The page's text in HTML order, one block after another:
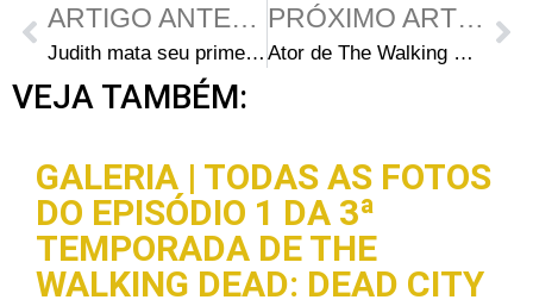
ARTIGO ANTERIOR
Judith mata seu primeiro humano em cena do próximo episódio de The Walking Dead
PRÓXIMO ARTIGO
Ator de The Walking Dead surta, morde fã e acaba preso
VEJA TAMBÉM:
GALERIA | TODAS AS FOTOS
DO EPISÓDIO 1 DA 3ª
TEMPORADA DE THE
WALKING DEAD: DEAD CITY